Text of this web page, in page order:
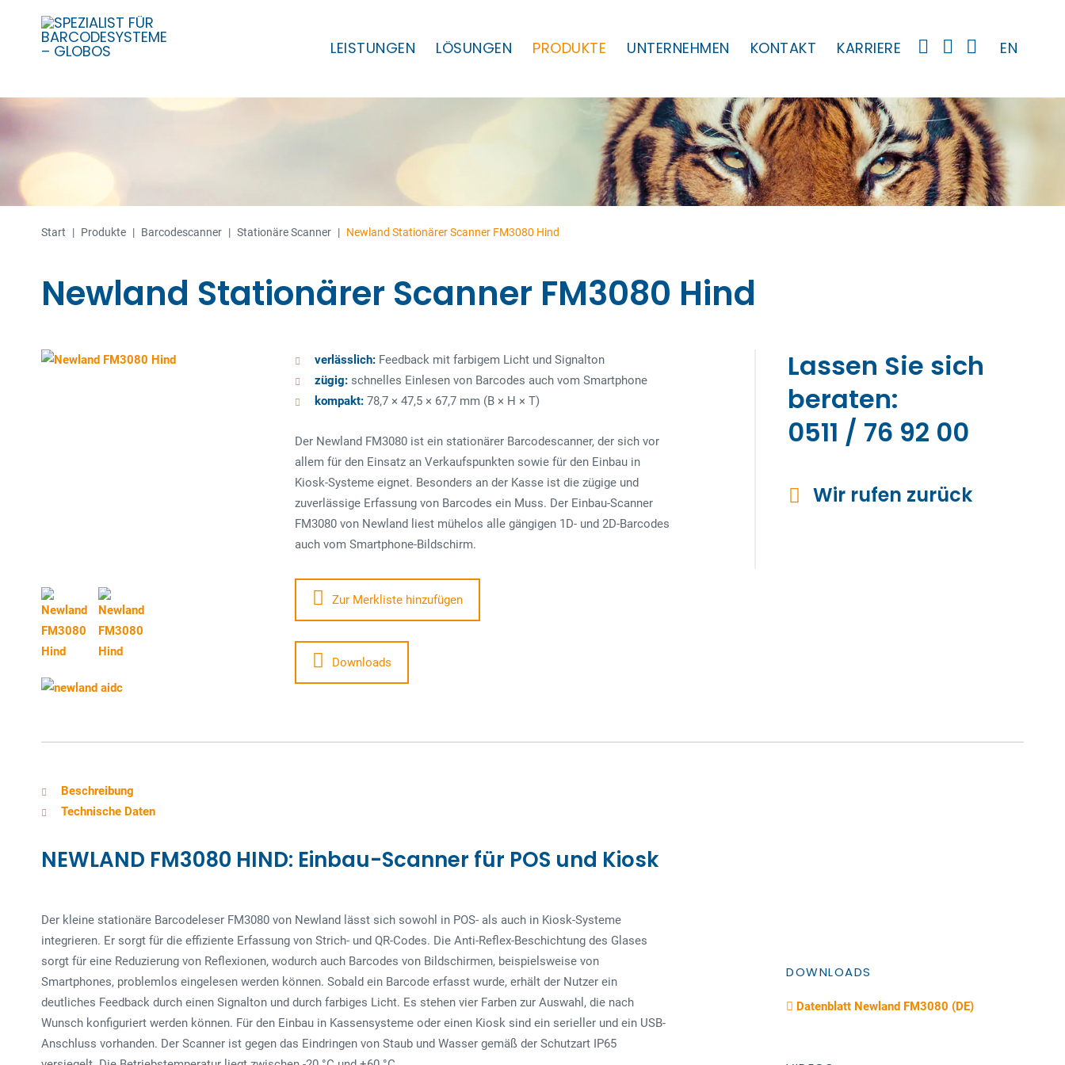
LEISTUNGEN LÖSUNGEN PRODUKTE UNTERNEHMEN KONTAKT KARRIERE EN
Skip
content
Start | Produkte | Barcode­­scanner | Stationäre Scanner | Newland Stationärer Scanner FM3080 Hind
Newland Stationärer Scanner FM3080 Hind
verlässlich: Feedback mit farbigem Licht und Signalton
zügig: schnelles Einlesen von Barcodes auch vom Smartphone
kompakt: 78,7 × 47,5 × 67,7 mm (B × H × T)
Der Newland FM3080 ist ein stationärer Barcodescanner, der sich vor
allem für den Einsatz an Verkaufspunkten sowie für den Einbau in
Kiosk-Systeme eignet. Besonders an der Kasse ist die zügige und
zuverlässige Erfassung von Barcodes ein Muss. Der Einbau-Scanner
FM3080 von Newland liest mühelos alle gängigen 1D- und 2D-Barcodes
auch vom Smartphone-Bildschirm.
Zur Merkliste hinzufügen
Downloads
Lassen Sie sich
beraten:
0511 / 76 92 00
Wir rufen zurück
Beschreibung
Technische Daten
NEWLAND FM3080 HIND: Einbau-Scanner für POS und Kiosk
Der kleine stationäre Barcodeleser FM3080 von Newland lässt sich sowohl in POS- als auch in Kiosk-Systeme
integrieren. Er sorgt für die effiziente Erfassung von Strich- und QR-Codes. Die Anti-Reflex-Beschichtung des Glases
sorgt für eine Reduzierung von Reflexionen, wodurch auch Barcodes von Bildschirmen, beispielsweise von
Smartphones, problemlos eingelesen werden können. Sobald ein Barcode erfasst wurde, erhält der Nutzer ein
deutliches Feedback durch einen Signalton und durch farbiges Licht. Es stehen vier Farben zur Auswahl, die nach
Wunsch konfiguriert werden können. Für den Einbau in Kassensysteme oder einen Kiosk sind ein serieller und ein USB-
Anschluss vorhanden. Der Scanner ist gegen das Eindringen von Staub und Wasser gemäß der Schutzart IP65
DOWNLOADS
Datenblatt Newland FM3080 (DE)